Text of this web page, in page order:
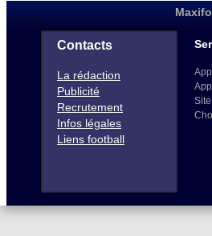
Contacts
La rédaction
Publicité
Recrutement
Infos légales
Liens football